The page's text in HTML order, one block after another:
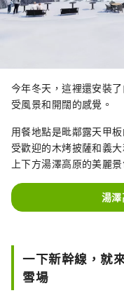
今年冬天，這裡還安裝
受風景和開闊的感覺。
用餐地點是毗鄰露天甲
受歡迎的木烤披薩和義
上下方湯澤高原的美麗
湯
一下新幹線，就
雪場